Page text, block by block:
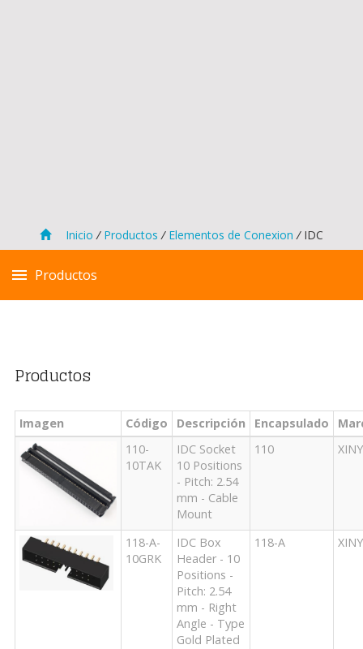
Inicio / Productos /Elementos de Conexion /IDC
Productos
Productos
Imagen Código Descripción Encapsulado
110-
10TAK
IDC Socket
10 Positions
- Pitch: 2.54
mm - Cable
Mount
110
118-A-
10GRK
IDC Box
Header - 10
Positions -
Pitch: 2.54
mm - Right
Angle - Type
Gold Plated
118-A